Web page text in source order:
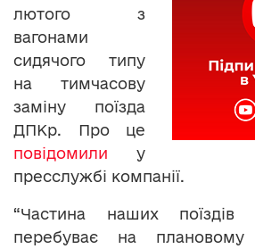
лютого з
вагонами
сидячого типу
на тимчасову
заміну поїзда
ДПКр. Про це
повідомили у
пресслужбі компанії.
“Частина наших поїздів
перебуває на плановому